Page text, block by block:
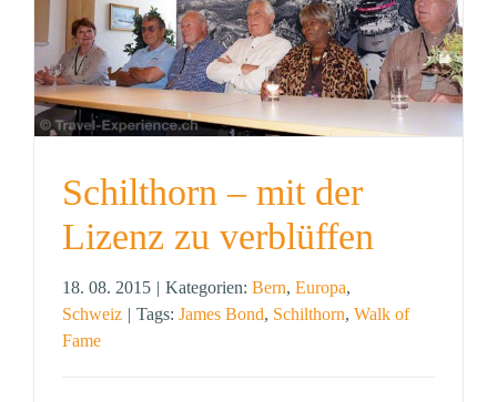
Schilthorn – mit der
Lizenz zu verblüffen
18. 08. 2015 | Kategorien: Bern, Europa,
Schweiz | Tags: James Bond, Schilthorn, Walk of
Fame